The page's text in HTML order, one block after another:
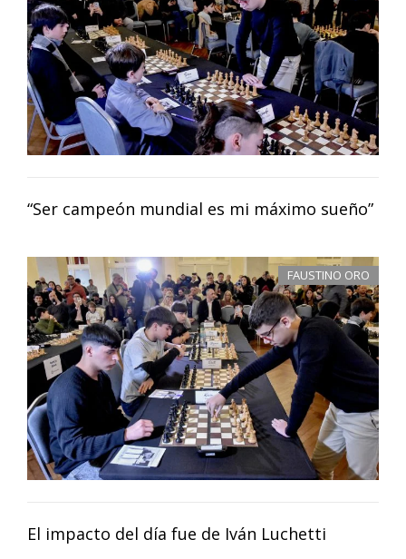
“Ser campeón mundial es mi máximo sueño”
FAUSTINO ORO
El impacto del día fue de Iván Luchetti